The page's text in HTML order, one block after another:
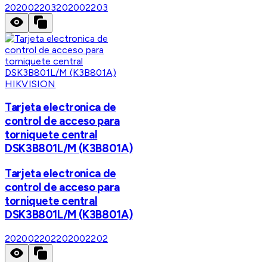
202002203202002203
HIKVISION
Tarjeta electronica de
control de acceso para
torniquete central
DSK3B801L/M (K3B801A)
Tarjeta electronica de
control de acceso para
torniquete central
DSK3B801L/M (K3B801A)
202002202202002202